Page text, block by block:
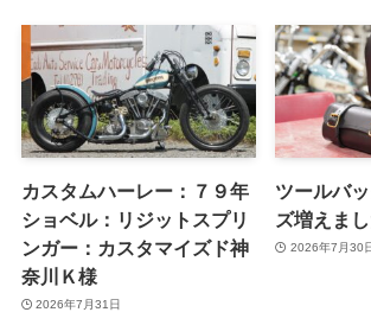
カスタムハーレー：７９年
ショベル：リジットスプリ
ンガー：カスタマイズド神
奈川Ｋ様
2026年7月31日
ツールバ
ズ増えま
2026年7月30